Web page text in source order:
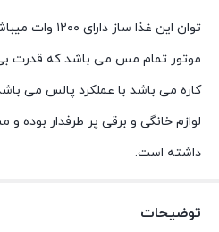
توان این غذا
کاره می باشد با عملکرد پالس می
لوازم خانگی و برقی پر طرفدار بوده
داشته است.
توضیحات